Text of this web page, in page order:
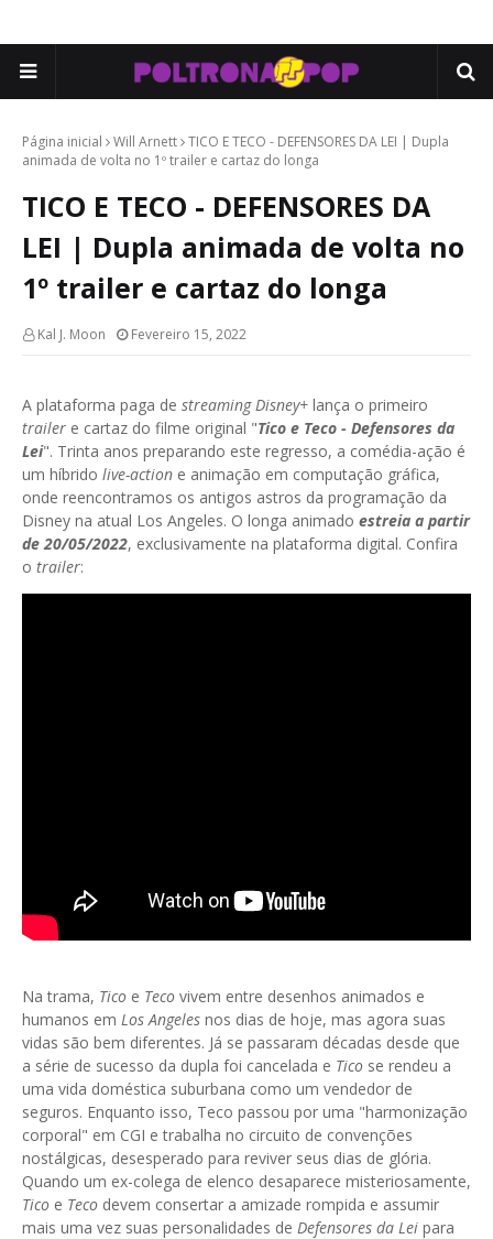
Página inicial Will Arnett TICO E TECO - DEFENSORES DA LEI | Dupla
animada de volta no 1º trailer e cartaz do longa
TICO E TECO - DEFENSORES DA
LEI | Dupla animada de volta no
1º trailer e cartaz do longa
Kal J. Moon Fevereiro 15, 2022
A plataforma paga de streaming Disney+ lança o primeiro
trailer e cartaz do filme original "Tico e Teco - Defensores da
Lei". Trinta anos preparando este regresso, a comédia-ação é
um híbrido live-action e animação em computação gráfica,
onde reencontramos os antigos astros da programação da
Disney na atual Los Angeles. O longa animado estreia a partir
de 20/05/2022, exclusivamente na plataforma digital. Confira
o trailer:
Na trama, Tico e Teco vivem entre desenhos animados e
humanos em Los Angeles nos dias de hoje, mas agora suas
vidas são bem diferentes. Já se passaram décadas desde que
a série de sucesso da dupla foi cancelada e Tico se rendeu a
uma vida doméstica suburbana como um vendedor de
seguros. Enquanto isso, Teco passou por uma "harmonização
corporal" em CGI e trabalha no circuito de convenções
nostálgicas, desesperado para reviver seus dias de glória.
Quando um ex-colega de elenco desaparece misteriosamente,
Tico e Teco devem consertar a amizade rompida e assumir
mais uma vez suas personalidades de Defensores da Lei para